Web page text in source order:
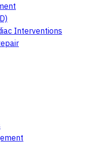
Interventions